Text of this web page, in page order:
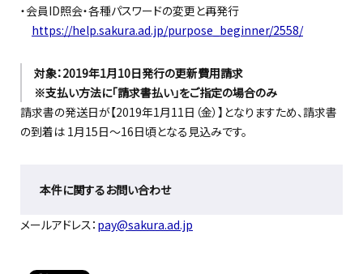
・会員ID照会・各種パスワードの変更と再発行
https://help.sakura.ad.jp/purpose_beginner/2558/
対象：2019年1月10日発行の更新費用請求
※支払い方法に「請求書払い」をご指定の場合のみ
請求書の発送日が【2019年1月11日（金）】となりますため、請求書
の到着は 1月15日～16日頃となる見込みです。
本件に関するお問い合わせ
メールアドレス： pay@sakura.ad.jp